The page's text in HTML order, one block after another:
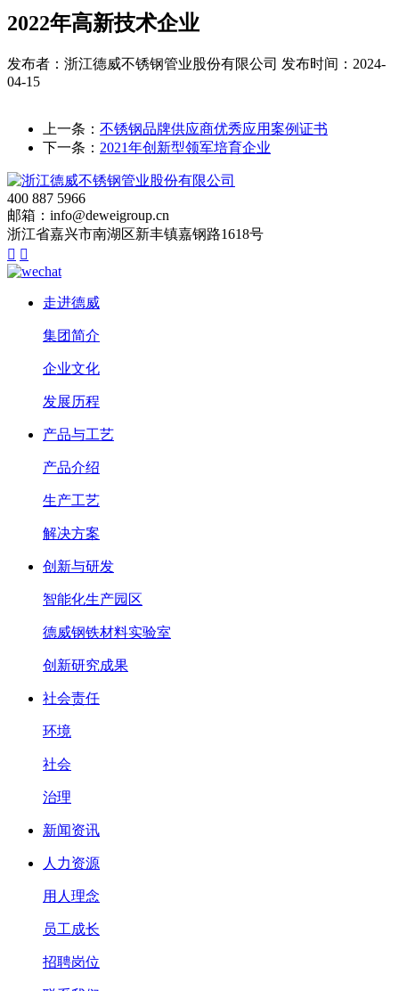
2022年高新技术企业
发布者：浙江德威不锈钢管业股份有限公司 发布时间：2024-
04-15
上一条： 不锈钢品牌供应商优秀应用案例证书
下一条： 2021年创新型领军培育企业
400 887 5966
邮箱：info@deweigroup.cn
浙江省嘉兴市南湖区新丰镇嘉钢路1618号
 
走进德威
集团简介
企业文化
发展历程
产品与工艺
产品介绍
生产工艺
解决方案
创新与研发
智能化生产园区
德威钢铁材料实验室
创新研究成果
社会责任
环境
社会
治理
新闻资讯
人力资源
用人理念
员工成长
招聘岗位